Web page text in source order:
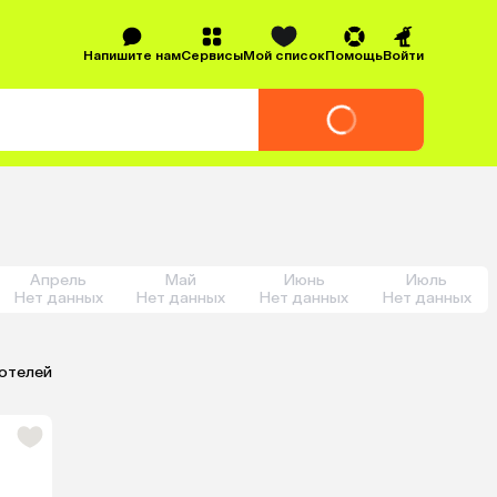
Напишите намСервисыМой списокПомощьВойти
Апрель
Нет данных
Май
Нет данных
Июнь
Нет данных
Июль
Нет данных